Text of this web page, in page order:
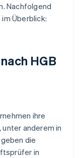
Nachfolgend
Überblick:
HGB
ihre
anderem in
die
in